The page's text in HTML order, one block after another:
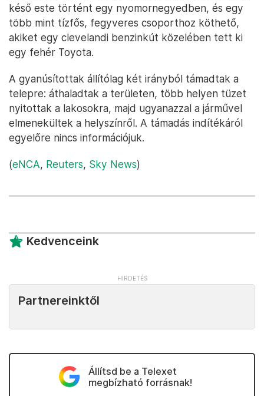
késő este történt egy nyomornegyedben, és egy
több mint tízfős, fegyveres csoporthoz köthető,
akiket egy clevelandi benzinkút közelében tett ki
egy fehér Toyota.
A gyanúsítottak állítólag két irányból támadtak a
telepre: áthaladtak a területen, több helyen tüzet
nyitottak a lakosokra, majd ugyanazzal a járművel
elmenekültek a helyszínről. A támadás indítékáról
egyelőre nincs információjuk.
(eNCA, Reuters, Sky News)
Kedvenceink
Partnereinktől
Állítsd be a Telexet
megbízható forrásnak!